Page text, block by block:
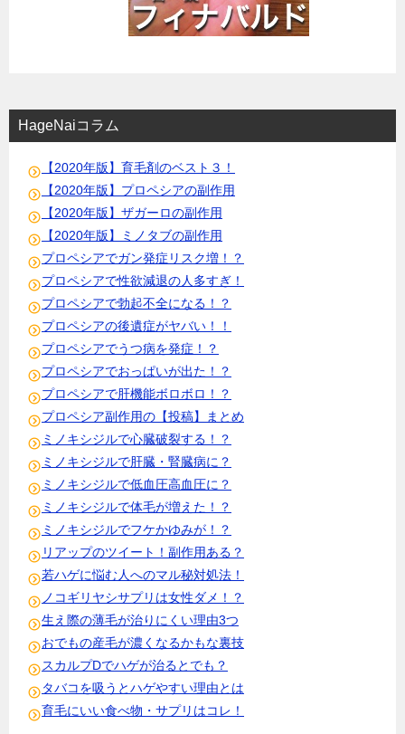
HageNaiコラム
【2020年版】育毛剤のベスト３！
【2020年版】プロペシアの副作用
【2020年版】ザガーロの副作用
【2020年版】ミノタブの副作用
プロペシアでガン発症リスク増！？
プロペシアで性欲減退の人多すぎ！
プロペシアで勃起不全になる！？
プロペシアの後遺症がヤバい！！
プロペシアでうつ病を発症！？
プロペシアでおっぱいが出た！？
プロペシアで肝機能ボロボロ！？
プロペシア副作用の【投稿】まとめ
ミノキシジルで心臓破裂する！？
ミノキシジルで肝臓・腎臓病に？
ミノキシジルで低血圧高血圧に？
ミノキシジルで体毛が増えた！？
ミノキシジルでフケかゆみが！？
リアップのツイート！副作用ある？
若ハゲに悩む人へのマル秘対処法！
ノコギリヤシサプリは女性ダメ！？
生え際の薄毛が治りにくい理由3つ
おでもの産毛が濃くなるかもな裏技
スカルプDでハゲが治るとでも？
タバコを吸うとハゲやすい理由とは
育毛にいい食べ物・サプリはコレ！